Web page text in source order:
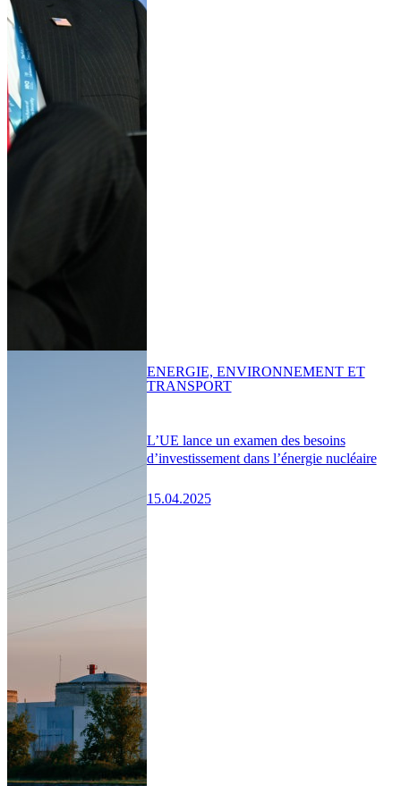
L’UE lance un examen des besoins
d’investissement dans l’énergie nucléaire
15.04.2025
ENERGIE, ENVIRONNEMENT ET
TRANSPORT